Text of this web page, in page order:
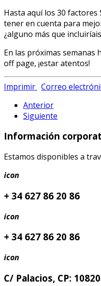
Hasta aquí los 30 factores
tener en cuenta para
¿alguno más que
En las próximas semanas
off page, ¡estar atentos!
Imprimir Correo
Anterior
Siguiente
Información
Estamos disponibles a
icon
+ 34 627 86 20 86
icon
+ 34 627 86 20 86
icon
C/ Palacios, CP: 10820